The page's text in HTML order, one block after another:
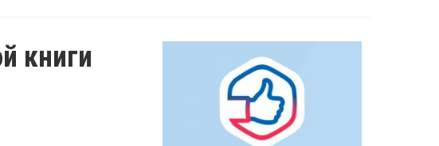
книги